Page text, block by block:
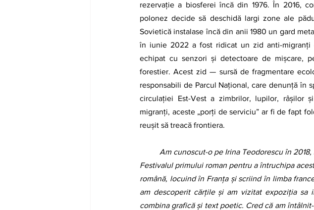
rezervație a biosferei încă din 1976. În 2016,
polonez decide să deschidă largi zone ale
Sovietică instalase încă din anii 1980 un gard
în iunie 2022 a fost ridicat un zid anti-
echipat cu senzori și detectoare de mișcare,
forestier. Acest zid — sursă de fragmentare
responsabili de Parcul Național, care denunță în
circulației Est-Vest a zimbrilor, lupilor, râșilor
migranți, aceste „porți de serviciu” ar fi de fapt
reușit să treacă frontiera.
Festivalul primului roman pentru a întruchipa
română, locuind în Franța și scriind în limba
am descoperit cărțile și am vizitat expoziția sa
combina grafică și text poetic. Cred că am